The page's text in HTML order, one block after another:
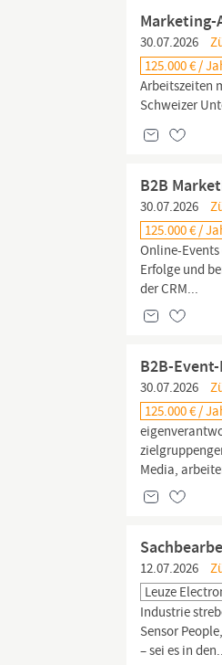
30.07.2026
125.000 € /
Arbeitszeiten
Schweizer
B2B
30.07.2026
125.000 € /
Online-
Erfolge und
der CRM...
B2B-
30.07.2026
125.000 € /
Media,
12.07.2026
Leuze
Industrie
Sensor
– sei es in